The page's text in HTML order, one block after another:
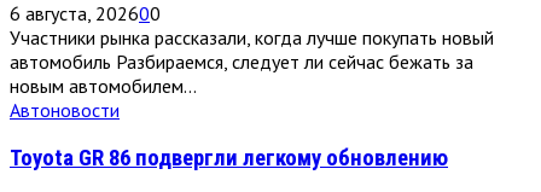
6 августа, 202600
Участники рынка рассказали, когда лучше покупать новый
автомобиль Разбираемся, следует ли сейчас бежать за
новым автомобилем...
Автоновости
Toyota GR 86 подвергли легкому обновлению